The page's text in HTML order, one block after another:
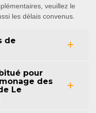
veuillez le
les délais convenus.
de
pour
des
Le